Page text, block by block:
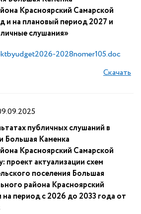
Красноярский Самарской
и на плановый период 2027 и
слушания»
2028nomer105.doc
Скачать
публичных слушаний в
Большая Каменка
Красноярский Самарской
проект актуализации схем
поселения Большая
района Красноярский
период с 2026 до 2033 года от